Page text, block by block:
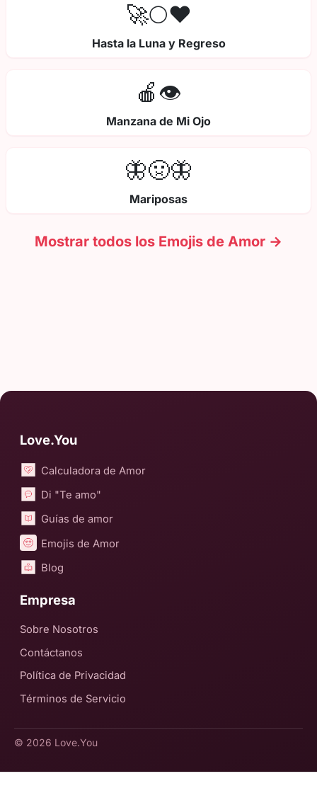
🚀🌕❤️
Hasta la Luna y Regreso
🍎👁️
Manzana de Mi Ojo
🦋🤢🦋
Mariposas
Mostrar todos los Emojis de Amor →
Love.You
Calculadora de Amor
Di "Te amo"
Guías de amor
Emojis de Amor
Blog
Empresa
Sobre Nosotros
Contáctanos
Política de Privacidad
Términos de Servicio
© 2026 Love.You